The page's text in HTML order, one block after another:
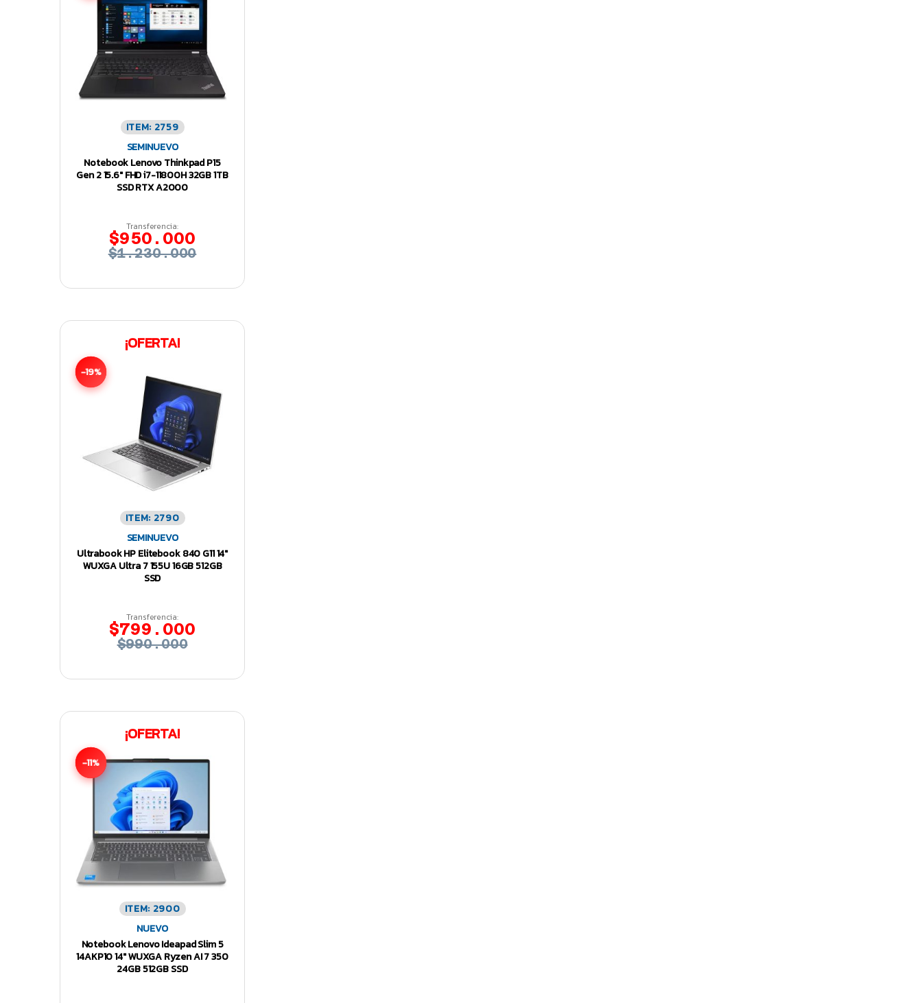
ITEM: 2759
SEMINUEVO
Notebook Lenovo Thinkpad P15
Gen 2 15.6″ FHD i7-11800H 32GB 1TB
SSD RTX A2000
Transferencia:
$950.000
$1.230.000
¡OFERTA!
-19%
ITEM: 2790
SEMINUEVO
Ultrabook HP Elitebook 840 G11 14″
WUXGA Ultra 7 155U 16GB 512GB
SSD
Transferencia:
$799.000
$990.000
¡OFERTA!
-11%
ITEM: 2900
NUEVO
Notebook Lenovo Ideapad Slim 5
14AKP10 14″ WUXGA Ryzen AI 7 350
24GB 512GB SSD